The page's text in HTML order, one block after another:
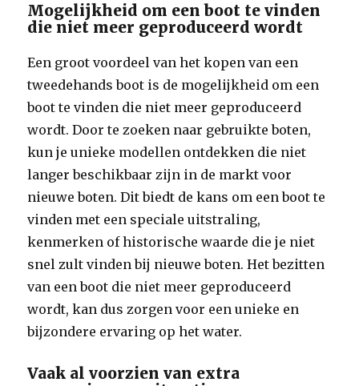
Mogelijkheid om een boot te vinden
die niet meer geproduceerd wordt
Een groot voordeel van het kopen van een
tweedehands boot is de mogelijkheid om een
boot te vinden die niet meer geproduceerd
wordt. Door te zoeken naar gebruikte boten,
kun je unieke modellen ontdekken die niet
langer beschikbaar zijn in de markt voor
nieuwe boten. Dit biedt de kans om een boot te
vinden met een speciale uitstraling,
kenmerken of historische waarde die je niet
snel zult vinden bij nieuwe boten. Het bezitten
van een boot die niet meer geproduceerd
wordt, kan dus zorgen voor een unieke en
bijzondere ervaring op het water.
Vaak al voorzien van extra